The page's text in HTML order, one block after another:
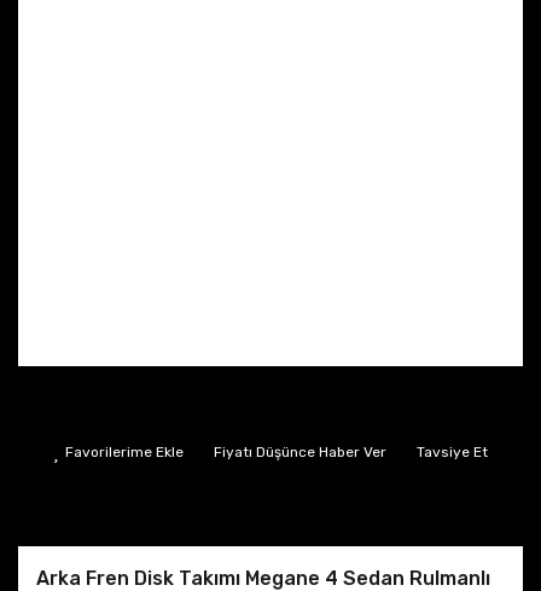
Fiyatı Düşünce Haber Ver Tavsiye Et
Arka Fren Disk Takımı Megane 4 Sedan Rulmanlı